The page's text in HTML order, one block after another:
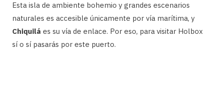
Esta isla de ambiente bohemio y grandes escenarios
naturales es accesible únicamente por vía marítima, y
Chiquilá es su vía de enlace. Por eso, para visitar Holbox
sí o sí pasarás por este puerto.